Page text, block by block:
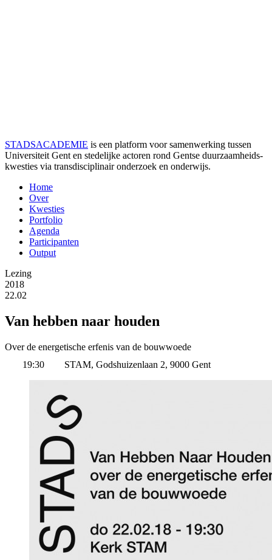
STADSACADEMIE is een platform voor samenwerking tussen
Universiteit Gent en stedelijke actoren rond Gentse duurzaamheids­
kwesties via transdisciplinair onderzoek en onderwijs.
Home
Over
Kwesties
Portfolio
Agenda
Participanten
Output
Lezing
2018
22.02
Van hebben naar houden
Over de energetische erfenis van de bouwwoede
19:30
STAM, Godshuizenlaan 2, 9000 Gent